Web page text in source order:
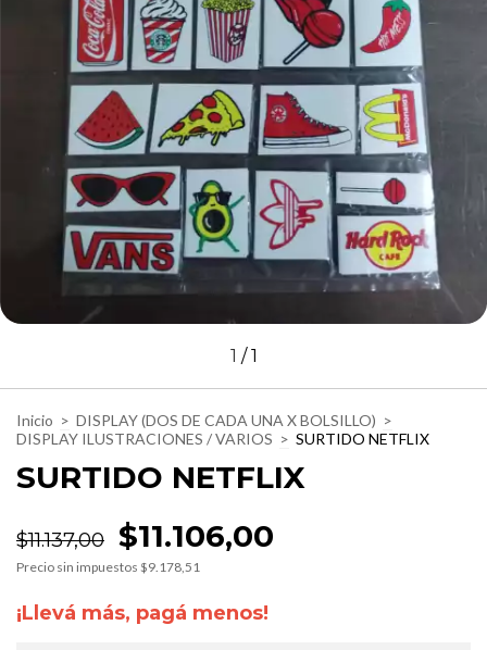
1 /1
Inicio > DISPLAY (DOS DE CADA UNA X BOLSILLO) >
DISPLAY ILUSTRACIONES / VARIOS > SURTIDO NETFLIX
SURTIDO NETFLIX
$11.137,00 $11.106,00
Precio sin impuestos $9.178,51
¡Llevá más, pagá menos!